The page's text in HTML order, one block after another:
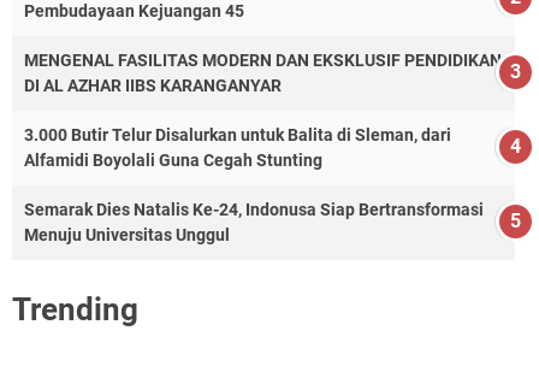
Pembudayaan Kejuangan 45
MENGENAL FASILITAS MODERN DAN EKSKLUSIF PENDIDIKAN
DI AL AZHAR IIBS KARANGANYAR
3.000 Butir Telur Disalurkan untuk Balita di Sleman, dari
Alfamidi Boyolali Guna Cegah Stunting
Semarak Dies Natalis Ke-24, Indonusa Siap Bertransformasi
Menuju Universitas Unggul
Trending